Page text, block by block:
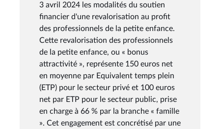
3 avril 2024 les modalités du soutien
financier d'une revalorisation au profit
des professionnels de la petite enfance.
Cette revalorisation des professionnels
de la petite enfance, ou « bonus
attractivité », représente 150 euros net
en moyenne par Equivalent temps plein
(ETP) pour le secteur privé et 100 euros
net par ETP pour le secteur public, prise
en charge à 66 % par la branche « famille
». Cet engagement est concrétisé par une